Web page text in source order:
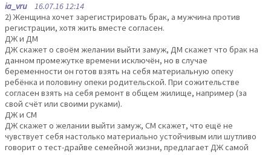
ia_vru 16.07.16 12:14
2) Женщина хочет зарегистрировать брак, а мужчина против
регистрации, хотя жить вместе согласен.
ДЖ и ДМ
ДЖ скажет о своём желании выйти замуж, ДМ скажет что брак на
данном промежутке времени исключён, но в случае
беременности он готов взять на себя материальную опеку
ребёнка и половину опеки родительской. При сожительстве
согласен взять на себя ремонт в общем жилище, например (за
свой счёт или своими руками).
ДЖ и СМ
ДЖ скажет о желании выйти замуж, СМ скажет, что ещё не
чувствует себя настолько материально устойчивым или шутливо
говорит о тест-драйве семейной жизни, предлагает ДЖ самой